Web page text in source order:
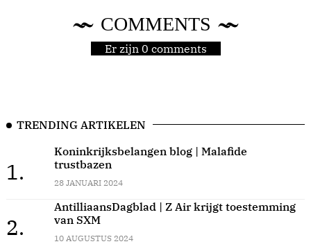
COMMENTS
Er zijn 0 comments
TRENDING ARTIKELEN
1.
Koninkrijksbelangen blog | Malafide
trustbazen
28 JANUARI 2024
2.
AntilliaansDagblad | Z Air krijgt toestemming
van SXM
10 AUGUSTUS 2024